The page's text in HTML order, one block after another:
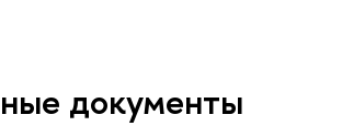
документы